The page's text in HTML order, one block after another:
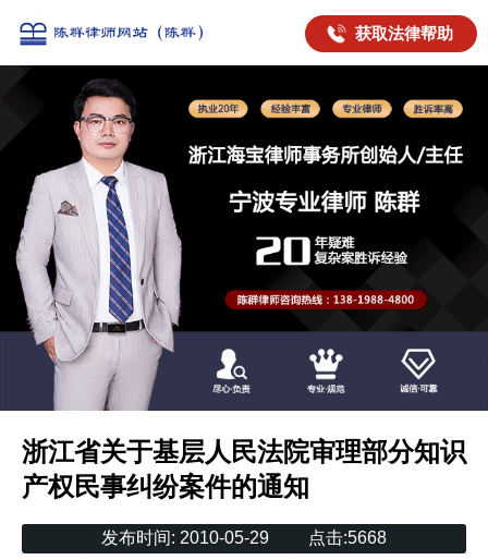
获取法律帮助
浙江省关于基层人民法院审理部分知识
产权民事纠纷案件的通知
发布时间: 2010-05-29 点击:5668